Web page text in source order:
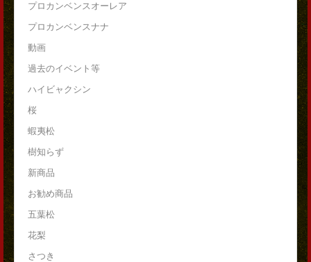
プロカンベンスオーレア
プロカンベンスナナ
動画
過去のイベント等
ハイビャクシン
桜
蝦夷松
樹知らず
新商品
お勧め商品
五葉松
花梨
さつき